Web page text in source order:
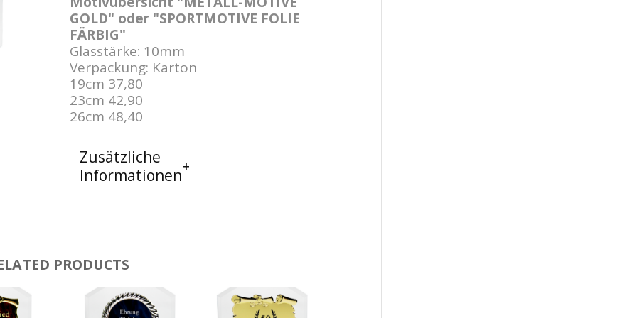
GOLD" oder "SPORTMOTIVE FOLIE
FÄRBIG"
Glasstärke: 10mm
Verpackung: Karton
19cm 37,80
23cm 42,90
26cm 48,40
Zusätzliche
Informationen
PRODUCTS